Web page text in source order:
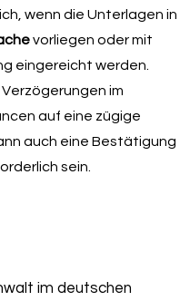
im deutschen
wenn die Unterlagen in
vorliegen oder mit
eingereicht werden.
im
auf eine zügige
auch eine Bestätigung
sein.